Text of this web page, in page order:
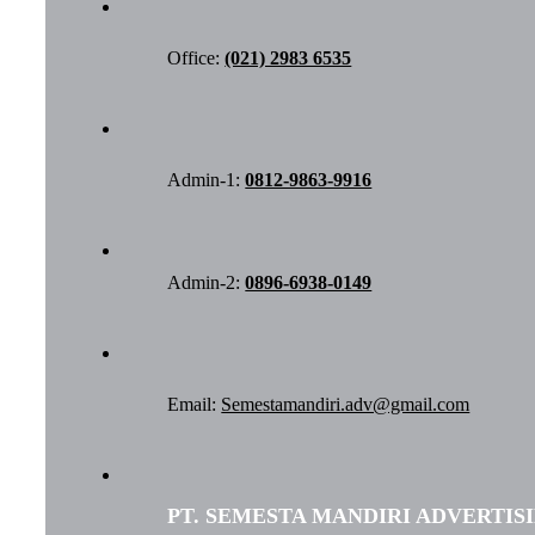
Office:(021) 2983 6535
Admin-1:0812-9863-9916
Admin-2:0896-6938-0149
Email: Semestamandiri.adv@gmail.com
PT. SEMESTA MANDIRI